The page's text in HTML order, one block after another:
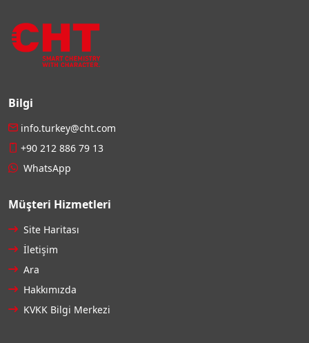
Bilgi
info.turkey@cht.com
+90 212 886 79 13
WhatsApp
Müşteri Hizmetleri
Site Haritası
İletişim
Ara
Hakkımızda
KVKK Bilgi Merkezi